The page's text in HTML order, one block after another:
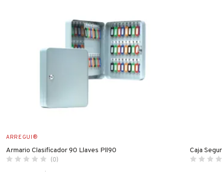
ARREGUI®
Armario Clasificador 90 Llaves Pll90
(0)
Caja